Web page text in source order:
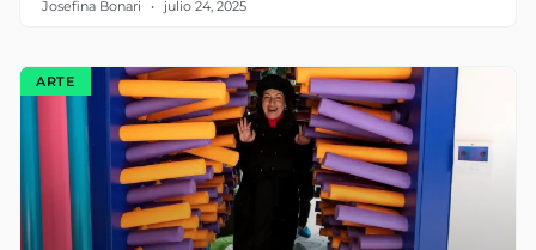
Josefina Bonari julio 24, 2025
ARTE